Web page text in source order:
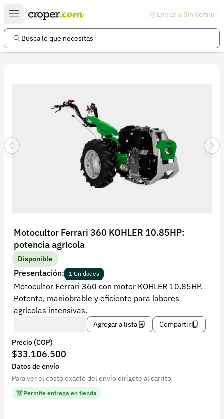
Enviar a Sin definir
Busca lo que necesitas
Motocultor Ferrari 360 KOHLER 10.85HP:
potencia agrícola
Disponible
Presentación: 1 Unidades
Motocultor Ferrari 360 con motor KOHLER 10.85HP.
Potente, maniobrable y eficiente para labores
agrícolas intensivas.
Agregar a lista
Compartir
Precio (COP)
$33.106.500
Datos de envío
Para ver el costo exacto del envío dirígete al carrito
Permite entrega en tienda
Enlaces de interés
Preguntas frecuentes
Términos y condiciones
Política de privacidad
Recuperar contraseña
Contacto
Soporte
+57 323 2931928
contacto@croper.com
© 2026 Croper.com Todos los derechos reservados
Versión 5.45.0
Síguenos